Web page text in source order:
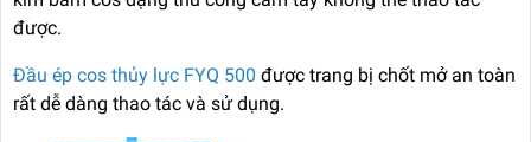
được.
Đầu ép cos thủy lực FYQ 500 được trang bị chốt mở an toàn
rất dễ dàng thao tác và sử dụng.